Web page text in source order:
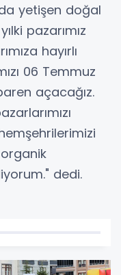
yetişen doğal
pazarımız
hayırlı
06 Temmuz
açacağız.
organik
dedi.